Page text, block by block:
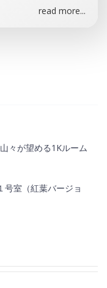
read more...
々が望める1Kルーム
号室（紅葉バージョ